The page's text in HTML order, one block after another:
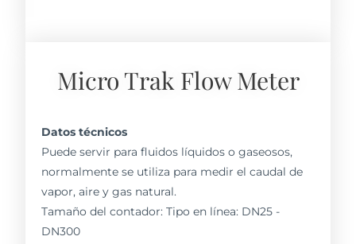
Micro Trak Flow Meter
Datos técnicos
Puede servir para fluidos líquidos o gaseosos,
normalmente se utiliza para medir el caudal de
vapor, aire y gas natural.
Tamaño del contador: Tipo en línea: DN25 -
DN300